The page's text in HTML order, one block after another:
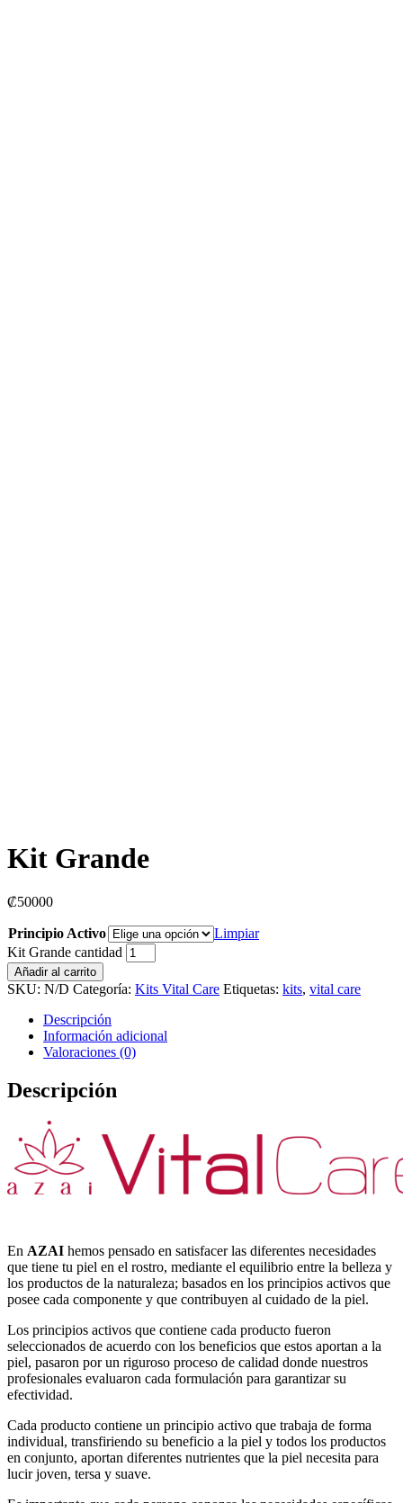
Kit Grande
₡50000
Principio Activo
Limpiar
Kit Grande cantidad
Añadir al carrito
SKU: N/D Categoría: Kits Vital Care Etiquetas: kits, vital care
Descripción
Información adicional
Valoraciones (0)
Descripción
En AZAI hemos pensado en satisfacer las diferentes necesidades
que tiene tu piel en el rostro, mediante el equilibrio entre la belleza y
los productos de la naturaleza; basados en los principios activos que
posee cada componente y que contribuyen al cuidado de la piel.
Los principios activos que contiene cada producto fueron
seleccionados de acuerdo con los beneficios que estos aportan a la
piel, pasaron por un riguroso proceso de calidad donde nuestros
profesionales evaluaron cada formulación para garantizar su
efectividad.
Cada producto contiene un principio activo que trabaja de forma
individual, transfiriendo su beneficio a la piel y todos los productos
en conjunto, aportan diferentes nutrientes que la piel necesita para
lucir joven, tersa y suave.